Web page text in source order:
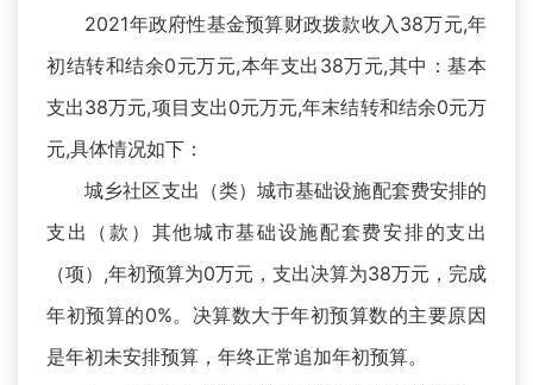
2021年政府性基金预算财政拨款收入38万元,年
初结转和结余0元万元,本年支出38万元,其中：基本
支出38万元,项目支出0元万元,年末结转和结余0元万
元,具体情况如下：
城乡社区支出（类）城市基础设施配套费安排的
支出（款）其他城市基础设施配套费安排的支出
（项）,年初预算为0万元，支出决算为38万元，完成
年初预算的0%。决算数大于年初预算数的主要原因
是年初未安排预算，年终正常追加年初预算。